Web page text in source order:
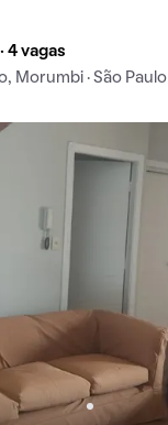
4 vagas
Morumbi · São Paulo